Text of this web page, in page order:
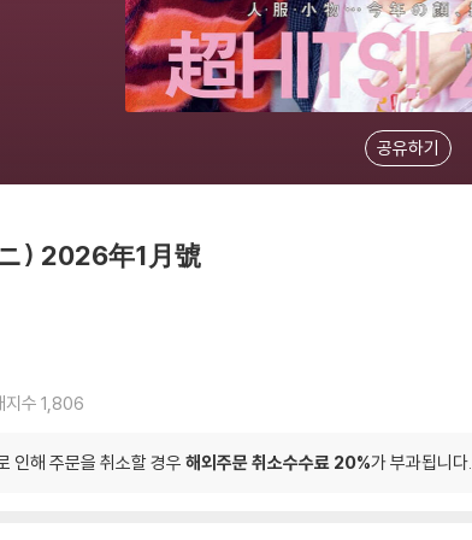
공유하기
) 2026年1月號
지수 1,806
인해 주문을 취소할 경우 해외주문 취소수수료 20%가 부과됩니다.